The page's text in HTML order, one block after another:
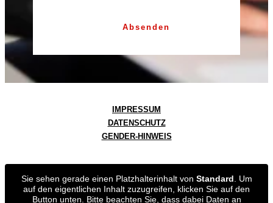
Absenden
IMPRESSUM
DATENSCHUTZ
GENDER-HINWEIS
Sie sehen gerade einen Platzhalterinhalt von Standard. Um
auf den eigentlichen Inhalt zuzugreifen, klicken Sie auf den
Button unten. Bitte beachten Sie, dass dabei Daten an